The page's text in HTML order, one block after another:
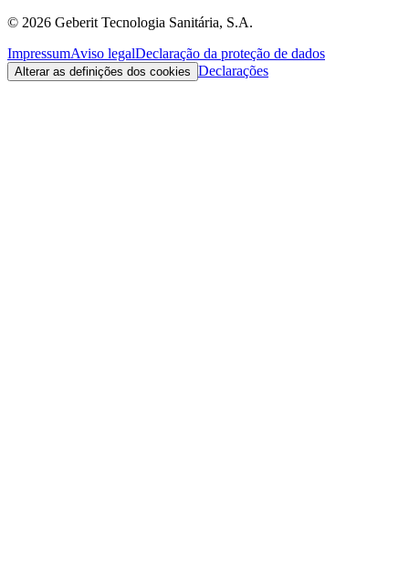
© 2026 Geberit Tecnologia Sanitária, S.A.
ImpressumAviso legalDeclaração da proteção de dados
Alterar as definições dos cookies Declarações